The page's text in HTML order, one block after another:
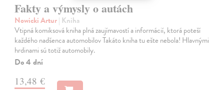
Fakty a výmysly o autách
Nowicki Artur| Kniha
Vtipná komiksová kniha plná zaujímavostí a informácií, ktorá poteší
každého nadšenca automobilov Takáto kniha tu ešte nebola! Hlavnými
hrdinami sú totiž automobily.
Do 4 dní
13,48 €